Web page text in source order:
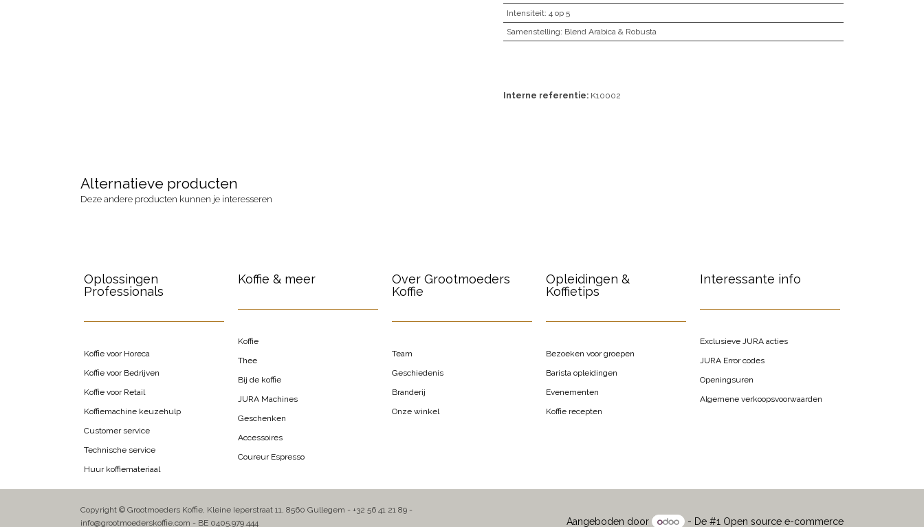
Intensiteit: 4 op 5
Samenstelling: Blend Arabica & Robusta
Interne referentie: K10002
Alternatieve producten
Deze andere producten kunnen je interesseren
Koffie & meer
Koffie
Thee
Bij de koffie
JURA Machines
Geschenken
Accessoires
Coureur Espresso
Over Grootmoeders
Koffie
Team
Geschiedenis
Branderij
Onze winkel
Opleidingen &
Koffietips
Bezoeken voor groepen
Barista opleidingen
Evenementen
Koffie recepten
Interessante info
Exclusieve JURA acties
JURA Error codes
Openingsuren
Algemene verkoopsvoorwaarden
Oplossingen
Professionals
Koffie voor Horeca
Koffie voor Bedrijven
Koffie voor Retail
Koffiemachine keuzehulp
Customer service
Technische service
Huur koffiemateriaal
Copyright © Grootmoeders Koffie, Kleine Ieperstraat 11, 8560 Gullegem - +32 56 41 21 89 -
info@grootmoederskoffie.com - BE 0405.979.444
Aangeboden door - De #1 Open source e-commerce